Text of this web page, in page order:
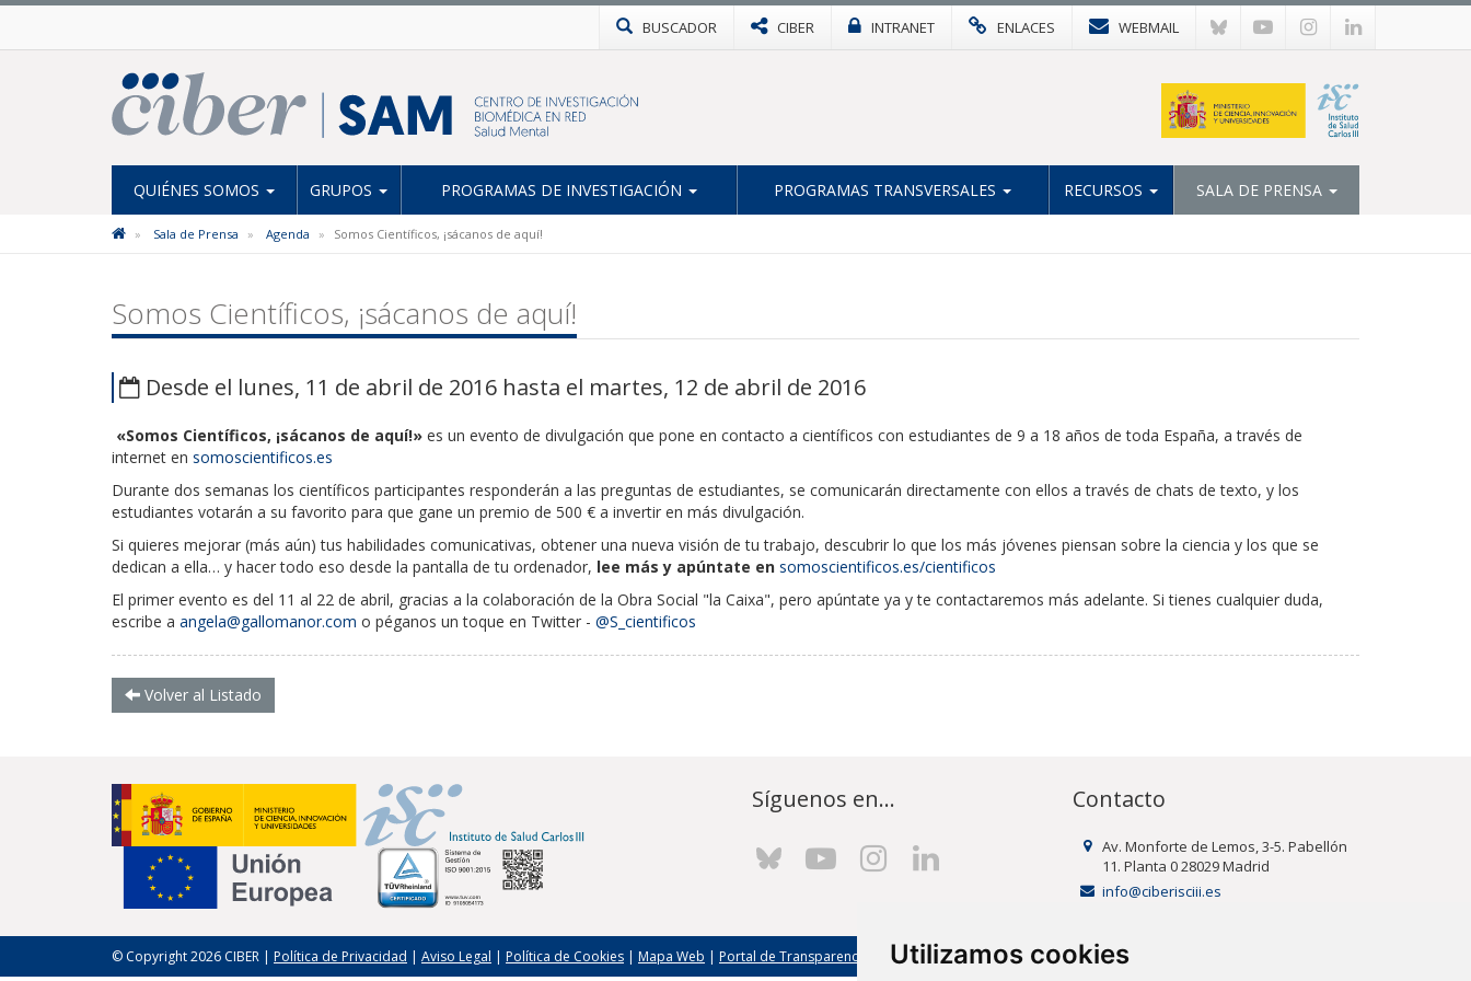
Utilizamos cookies
BUSCADOR CIBER INTRANET ENLACES WEBMAIL
QUIÉNES SOMOS GRUPOS PROGRAMAS DE INVESTIGACIÓN PROGRAMAS TRANSVERSALES RECURSOS SALA DE PRENSA
Sala de Prensa Agenda Somos Científicos, ¡sácanos de aquí!
Somos Científicos, ¡sácanos de aquí!
Desde el lunes, 11 de abril de 2016 hasta el martes, 12 de abril de 2016
«Somos Científicos, ¡sácanos de aquí!» es un evento de divulgación que pone en contacto a científicos con estudiantes de 9 a 18 años de toda España, a través de
internet en somoscientificos.es
Durante dos semanas los científicos participantes responderán a las preguntas de estudiantes, se comunicarán directamente con ellos a través de chats de texto, y los
estudiantes votarán a su favorito para que gane un premio de 500 € a invertir en más divulgación.
Si quieres mejorar (más aún) tus habilidades comunicativas, obtener una nueva visión de tu trabajo, descubrir lo que los más jóvenes piensan sobre la ciencia y los que se
dedican a ella… y hacer todo eso desde la pantalla de tu ordenador, lee más y apúntate en somoscientificos.es/cientificos
El primer evento es del 11 al 22 de abril, gracias a la colaboración de la Obra Social "la Caixa", pero apúntate ya y te contactaremos más adelante. Si tienes cualquier duda,
escribe a angela@gallomanor.com o péganos un toque en Twitter - @S_cientificos
Volver al Listado
Síguenos en... Contacto
Av. Monforte de Lemos, 3-5. Pabellón
11. Planta 0 28029 Madrid
info@ciberisciii.es
© Copyright 2026 CIBER | Política de Privacidad | Aviso Legal | Política de Cookies | Mapa Web | Portal de Transparencia Política de seguridad